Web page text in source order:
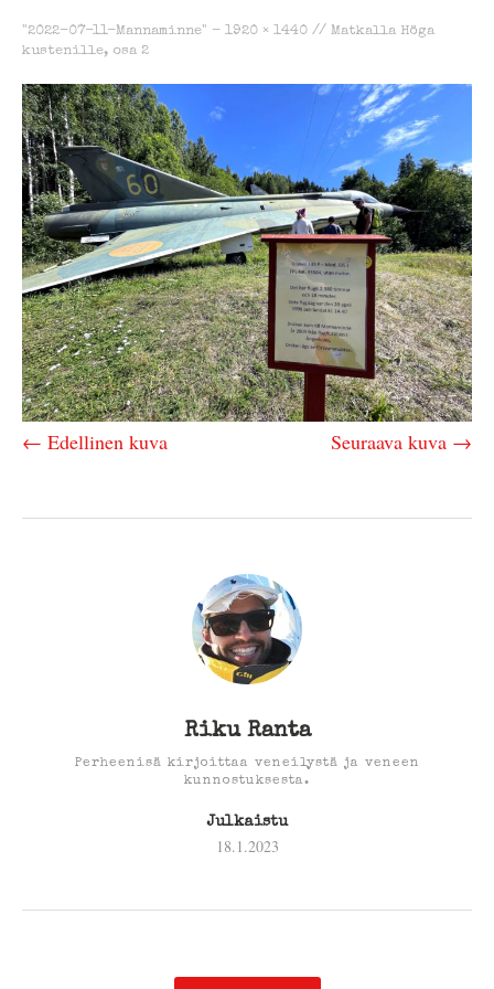
"2022-07-11-Mannaminne" - 1920 × 1440 // Matkalla Höga
kustenille, osa 2
← Edellinen kuva Seuraava kuva →
Riku Ranta
Perheenisä kirjoittaa veneilystä ja veneen
kunnostuksesta.
Julkaistu
18.1.2023